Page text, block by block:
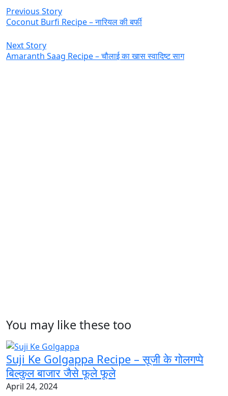
Previous Story
Coconut Burfi Recipe – नारियल की बर्फी
Next Story
Amaranth Saag Recipe – चौलाई का खास स्वादिष्ट साग
You may like these too
Suji Ke Golgappa Recipe – सूजी के गोलगप्पे
बिल्कुल बाजार जैसे फूले फूले
April 24, 2024